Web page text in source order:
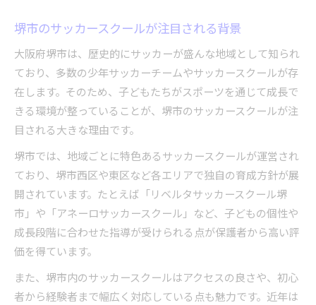
費用対効果が高いサッカースクールの特徴
堺市で長く続けられる環境の探し方
サッカースクール継続のための環境選びの要点
楽しみながら通えるサッカースクールの特徴
仲間と成長できるサッカースクールの魅力
サッカースクールで長く続く理由を解説
通いやすさも考慮したサッカースクール選び
堺市のサッカースクールが注目される背景
大阪府堺市は、歴史的にサッカーが盛んな地域として知られ
ており、多数の少年サッカーチームやサッカースクールが存
在します。そのため、子どもたちがスポーツを通じて成長で
きる環境が整っていることが、堺市のサッカースクールが注
目される大きな理由です。
堺市では、地域ごとに特色あるサッカースクールが運営され
ており、堺市西区や東区など各エリアで独自の育成方針が展
開されています。たとえば「リベルタサッカースクール堺
市」や「アネーロサッカースクール」など、子どもの個性や
成長段階に合わせた指導が受けられる点が保護者から高い評
価を得ています。
また、堺市内のサッカースクールはアクセスの良さや、初心
者から経験者まで幅広く対応している点も魅力です。近年は